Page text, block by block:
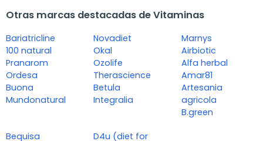
Otras marcas destacadas de Vitaminas
Bariatricline
100 natural
Pranarom
Ordesa
Buona
Mundonatural
Novadiet
Okal
Ozolife
Therascience
Betula
Integralia
Marnys
Airbiotic
Alfa herbal
Amar81
Artesania
agricola
B.green
Bequisa
D4u (diet for